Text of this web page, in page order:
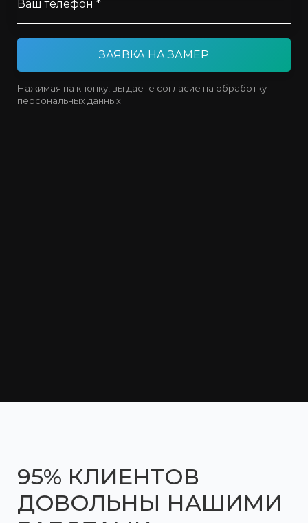
Ваш телефон *
ЗАЯВКА НА ЗАМЕР
Нажимая на кнопку, вы даете согласие на обработку
персональных данных
95% КЛИЕНТОВ
ДОВОЛЬНЫ НАШИМИ